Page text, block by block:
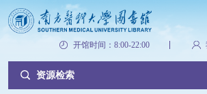
开馆时间：8:00-22:00
资源检索